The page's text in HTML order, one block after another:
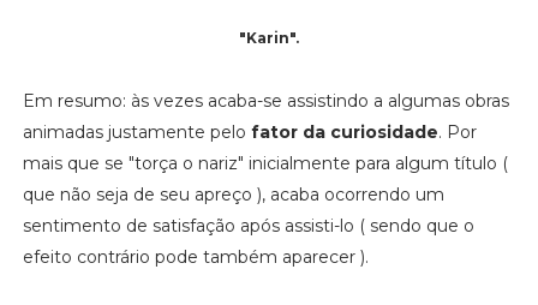
"Karin".
Em resumo: às vezes acaba-se assistindo a algumas obras
animadas justamente pelo fator da curiosidade. Por
mais que se "torça o nariz" inicialmente para algum título (
que não seja de seu apreço ), acaba ocorrendo um
sentimento de satisfação após assisti-lo ( sendo que o
efeito contrário pode também aparecer ).